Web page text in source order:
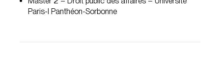
Paris-I Panthéon-Sorbonne